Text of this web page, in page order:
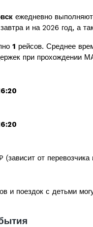
ежедневно
и на 2026 год, а
1 рейсов. Среднее
при прохождении
(зависит от
и поездок с детьми